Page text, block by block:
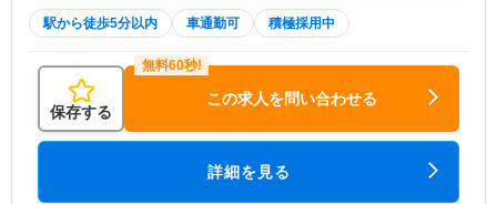
駅から徒歩5分以内 車通勤可 積極採用中
保存する
この求人を問い合わせる
詳細を見る